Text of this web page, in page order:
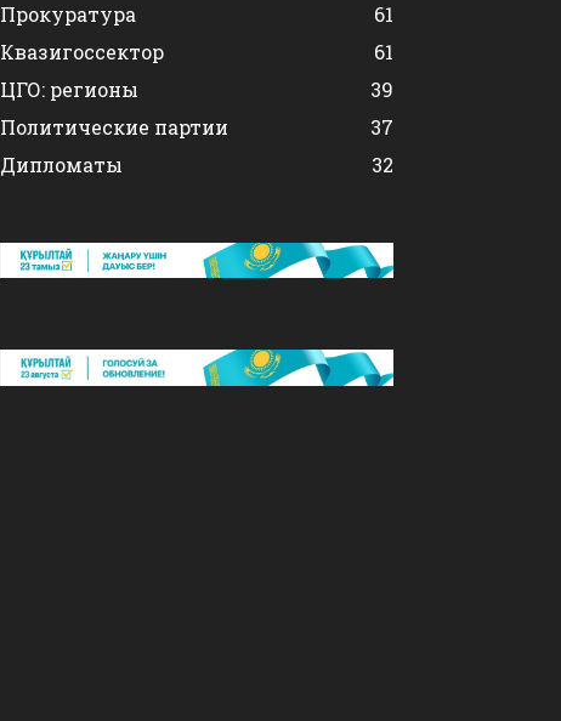
Прокуратура
61
Квазигоссектор
61
ЦГО: регионы
39
Политические партии
37
Дипломаты
32